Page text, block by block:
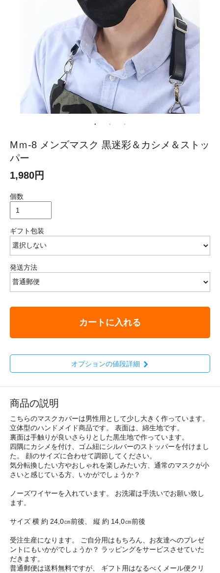
Mｍ-8 メンズマスク 黒迷彩＆カシメ＆ストッ
パー
1,980円
個数
ギフト包装
発送方法
カートに入れる
オプションの値段詳細
商品の説明
こちらのマスクカバーは男性用として少し大きく作っています。
立体型のハンドメイド商品です。 表面は、綿生地です。
裏面は手触りが良いさらりとした黒生地で作っています。
四隅にカシメを付け、ゴム紐にシルバーのストッパーを付けまし
た。 顔のサイズに合わせて調節してください。
気分転換したい方やおしゃれを楽しみたい方、通常のマスクが小
さいと感じている方、いかがでしょうか？
ノーズワイヤーを入れています。 お洗濯は手洗いでお願い致し
ます。
サイズ 横 約 24,0㎝前後、 縦 約 14,0㎝前後
受注生産になります。 ご自分用はもちろん、お友達へのプレゼ
ントにもいかがでしょうか？ ラッピングをサービスさせていた
だきます。
普通郵便は送料無料ですが、 ギフト用はなるべくメール便クリ